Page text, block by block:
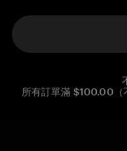
所有訂單滿 $100.00（